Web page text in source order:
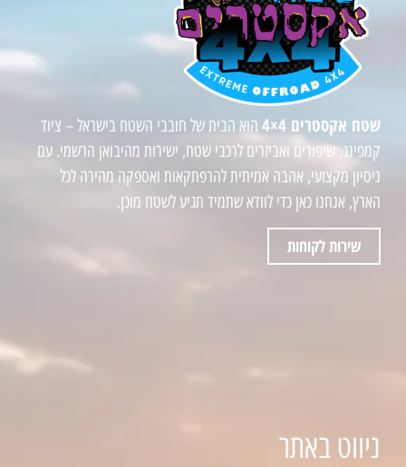
שטח אקסטרים 4×4
הוא הבית של חובבי השטח בישראל – ציוד
קמפינג, שיפורים ואביזרים לרכבי שטח, ישירות מהיבואן הרשמי. עם
ניסיון מקצועי, אהבה אמיתית להרפתקאות ואספקה מהירה לכל
הארץ, אנחנו כאן כדי לוודא שתמיד תגיע לשטח מוכן.
שירות לקוחות
ניווט באתר